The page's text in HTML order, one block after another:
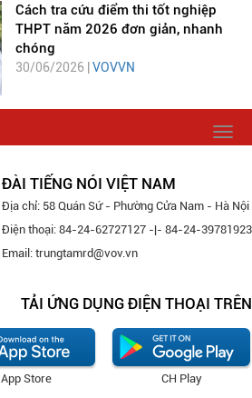
Cách tra cứu điểm thi tốt nghiệp
THPT năm 2026 đơn giản, nhanh
chóng
30/06/2026 | VOVVN
ĐÀI TIẾNG NÓI VIỆT NAM
Địa chỉ: 58 Quán Sứ - Phường Cửa Nam - Hà Nội
Điện thoại: 84-24-62727127 -|- 84-24-39781923
Email: trungtamrd@vov.vn
TẢI ỨNG DỤNG ĐIỆN THOẠI TRÊN
CH Play
App Store